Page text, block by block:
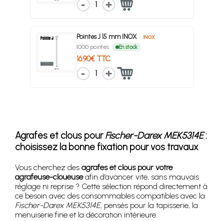
1
Pointes J 15 mm INOX INOX
1000 pointes En stock
16.90€ TTC
1
Agrafes et clous pourFischer-Darex MEK5314E:
choisissez la bonne fixation pour vos travaux
Vous cherchez des agrafes et clous pour votre
agrafeuse-cloueuseafin d’avancer vite, sans mauvais
réglage ni reprise ? Cette sélection répond directement à
ce besoin avec des consommables compatibles avec la
Fischer-Darex MEK5314E, pensés pour la tapisserie, la
menuiserie fine et la décoration intérieure.